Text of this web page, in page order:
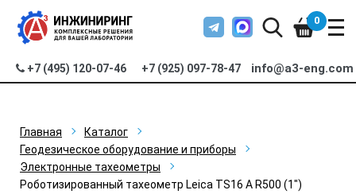
+7 (495) 120-07-46 +7 (925) 097-78-47 info@a3-eng.com
0
Главная
Каталог
Геодезическое оборудование и приборы
Электронные тахеометры
Роботизированный тахеометр Leica TS16 A R500 (1")